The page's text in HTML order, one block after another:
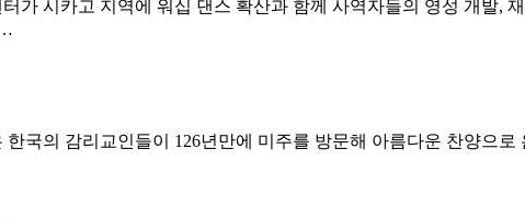
가 시카고 지역에 워십 댄스 확산과 함께 사역자들의 영성 개발,
국의 감리교인들이 126년만에 미주를 방문해 아름다운 찬양으